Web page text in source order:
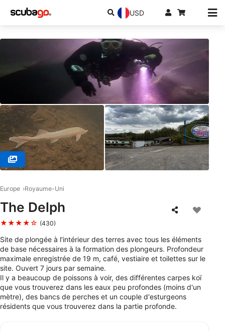
USD
Europe Royaume-Uni
The Delph
★★★★☆ (430)
Site de plongée à l'intérieur des terres avec tous les éléments
de base nécessaires à la formation des plongeurs. Profondeur
maximale enregistrée de 19 m, café, vestiaire et toilettes sur le
site. Ouvert 7 jours par semaine.
Il y a beaucoup de poissons à voir, des différentes carpes koï
que vous trouverez dans les eaux peu profondes (moins d'un
mètre), des bancs de perches et un couple d'esturgeons
résidents que vous trouverez dans la partie profonde.